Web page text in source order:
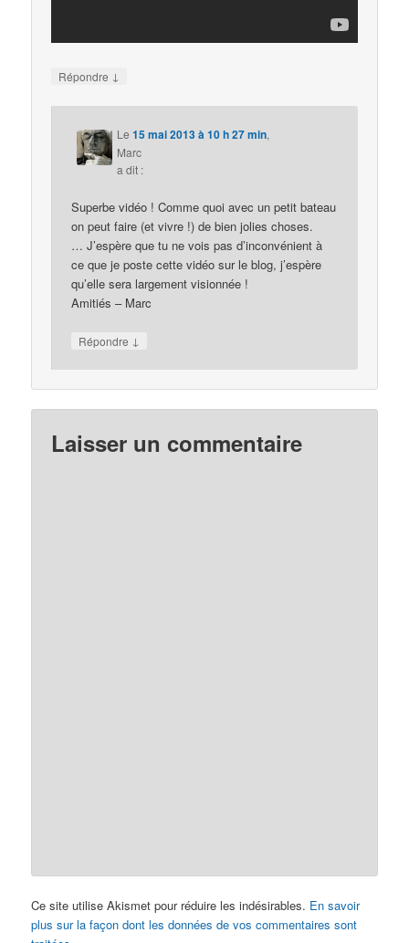
Répondre ↓
Le15 mai 2013 à 10 h 27 min,
Marc
a dit :
Superbe vidéo ! Comme quoi avec un petit bateau
on peut faire (et vivre !) de bien jolies choses.
… J’espère que tu ne vois pas d’inconvénient à
ce que je poste cette vidéo sur le blog, j’espère
qu’elle sera largement visionnée !
Amitiés – Marc
Répondre ↓
Laisser un commentaire
Ce site utilise Akismet pour réduire les indésirables. En savoir
plus sur la façon dont les données de vos commentaires sont